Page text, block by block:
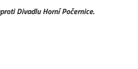
Divadlu Horní Počernice.